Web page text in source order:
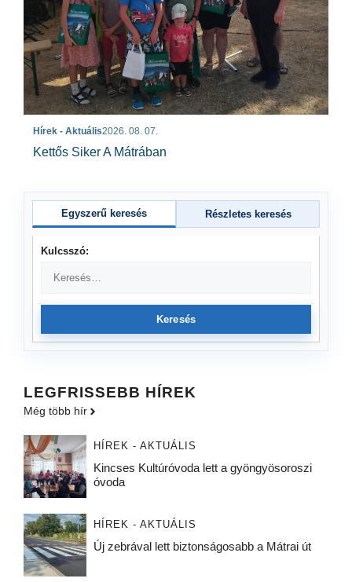
Hírek - Aktuális2026. 08. 07.
Kettős Siker A Mátrában
Egyszerű keresés Részletes keresés
Kulcsszó:
Keresés
LEGFRISSEBB HÍREK
Még több hír
HÍREK - AKTUÁLIS
Kincses Kultúróvoda lett a gyöngyösoroszi
óvoda
HÍREK - AKTUÁLIS
Új zebrával lett biztonságosabb a Mátrai út